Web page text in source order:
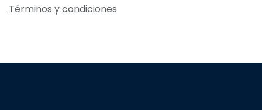
Términos y condiciones